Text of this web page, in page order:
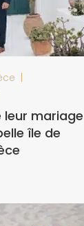
leur mariage
île de